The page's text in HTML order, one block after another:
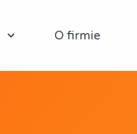
O firmie